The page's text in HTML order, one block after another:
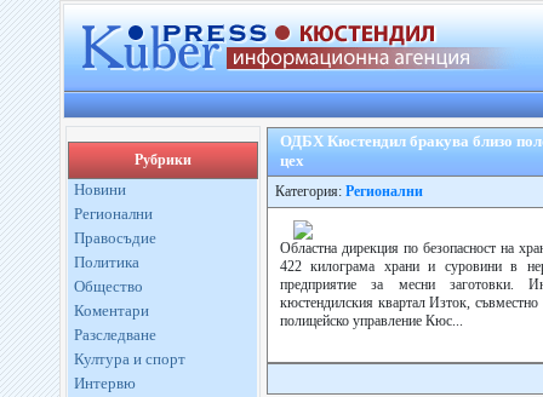
Рубрики
Новини
Регионални
Правосъдие
Политика
Общество
Коментари
Разследване
Култура и спорт
Интервю
ОДБХ Кюстендил бракува близо
цех
Категория: Регионални
Областна дирекция по безопасност на
422 килограма храни и суровини в
предприятие за месни заготовки.
кюстендилския квартал Изток, съвместно
полицейско управление Кюс...